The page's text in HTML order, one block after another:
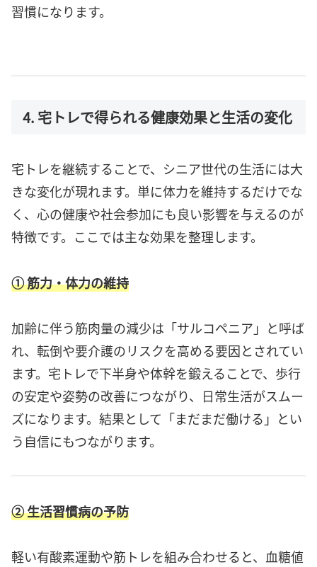
習慣になります。
4. 宅トレで得られる健康効果と生活の変化
宅トレを継続することで、シニア世代の生活には大
きな変化が現れます。単に体力を維持するだけでな
く、心の健康や社会参加にも良い影響を与えるのが
特徴です。ここでは主な効果を整理します。
① 筋力・体力の維持
加齢に伴う筋肉量の減少は「サルコペニア」と呼ば
れ、転倒や要介護のリスクを高める要因とされてい
ます。宅トレで下半身や体幹を鍛えることで、歩行
の安定や姿勢の改善につながり、日常生活がスムー
ズになります。結果として「まだまだ働ける」とい
う自信にもつながります。
② 生活習慣病の予防
軽い有酸素運動や筋トレを組み合わせると、血糖値